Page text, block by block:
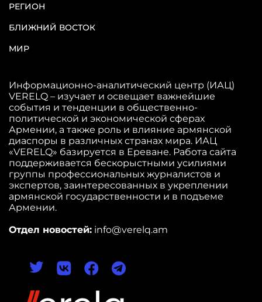
РЕГИОН
БЛИЖНИЙ ВОСТОК
МИР
Информационно-аналитический центр (ИАЦ)
VERELQ – изучает и освещает важнейшие
события и тенденции в общественно-
политической и экономической сферах
Армении, а также роль и влияние армянской
диаспоры в различных странах мира. ИАЦ
«VERELQ» базируется в Ереване. Работа сайта
поддерживается бескорыстными усилиями
группы профессиональных журналистов и
экспертов, заинтересованных в укреплении
армянской государственности и в подъеме
Армении.
Отдел новостей: info@verelq.am